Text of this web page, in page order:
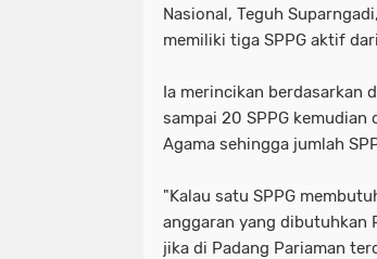
Nasional, Teguh
memiliki tiga SPPG aktif
Ia merincikan berdasarkan
sampai 20 SPPG
Agama sehingga jumlah
"Kalau satu SPPG
anggaran yang dibutuhkan
jika di Padang Pariaman